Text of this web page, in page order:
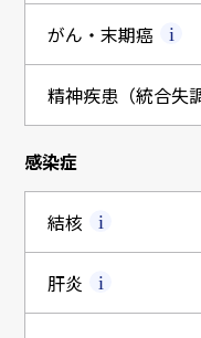
がん・末期癌
精神疾患（統合失
感染症
結核
肝炎